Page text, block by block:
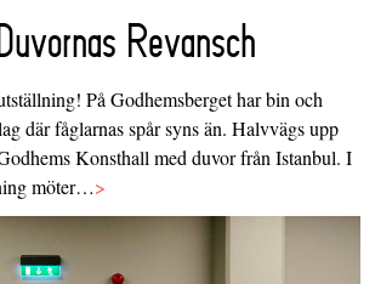
Revansch
På Godhemsberget har bin och
där fåglarnas spår syns än. Halvvägs upp
Konsthall med duvor från Istanbul. I
möter…>